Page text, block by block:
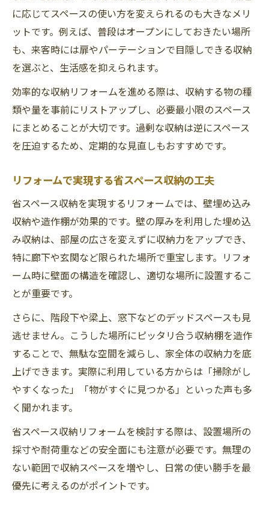
に応じてスペースの使い方を変えられるのも大きなメリ
ットです。例えば、普段はオープンにしておきたい場所
も、来客時には扉やパーテーションで目隠しできる収納
を選ぶと、生活感を抑えられます。
効率的な収納リフォームを進める際は、収納する物の種
類や量を事前にリストアップし、必要最小限のスペース
にまとめることが大切です。過剰な収納は逆にスペース
を圧迫するため、定期的な見直しもおすすめです。
リフォームで実現する省スペース収納の工夫
省スペース収納を実現するリフォームでは、壁埋め込み
収納や造作棚が効果的です。壁の厚みを利用した埋め込
み収納は、部屋の広さを変えずに収納力をアップでき、
特に廊下や玄関など限られた場所で重宝します。リフォ
ーム時に壁面の構造を確認し、適切な場所に設置するこ
とが重要です。
さらに、階段下や梁上、窓下などのデッドスペースも見
逃せません。こうした場所にピッタリ合う収納棚を造作
することで、無駄な空間を減らし、家全体の収納力を底
上げできます。実際に利用している方からは「掃除がし
やすくなった」「物がすぐに見つかる」といった声も多
く聞かれます。
省スペース収納リフォームを検討する際は、設置場所の
採寸や耐荷重などの安全面にも注意が必要です。無理の
ない範囲で収納スペースを増やし、日常の使い勝手を最
優先に考えるのがポイントです。